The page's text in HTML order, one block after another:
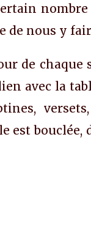
de nous y
de chaque
avec la